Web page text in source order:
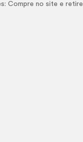
Compre no site e